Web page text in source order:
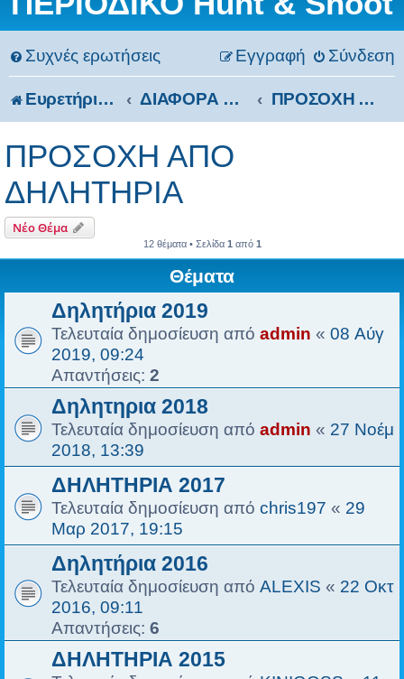
Συχνές ερωτήσεις Σύνδεση
Εγγραφή
Ευρετήριο Δ. Συζήτησης ΔΙΑΦΟΡΑ ΘΕΜΑΤΑ ΠΡΟΣΟΧΗ ΑΠΟ ΔΗΛΗΤΗΡΙΑ
ΠΡΟΣΟΧΗ ΑΠΟ
ΔΗΛΗΤΗΡΙΑ
Νέο Θέμα
12 θέματα • Σελίδα 1 από 1
Θέματα
Δηλητήρια 2019
Τελευταία δημοσίευση από admin « 08 Αύγ
2019, 09:24
Απαντήσεις: 2
Δηλητηρια 2018
Τελευταία δημοσίευση από admin « 27 Νοέμ
2018, 13:39
ΔΗΛΗΤΗΡΙΑ 2017
Τελευταία δημοσίευση από chris197 « 29
Μαρ 2017, 19:15
Δηλητήρια 2016
Τελευταία δημοσίευση από ALEXIS « 22 Οκτ
2016, 09:11
Απαντήσεις: 6
ΔΗΛΗΤΗΡΙΑ 2015